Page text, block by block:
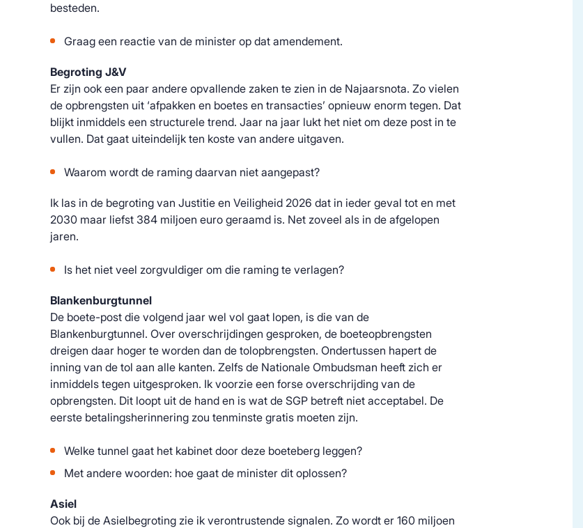
besteden.
Graag een reactie van de minister op dat amendement.
Begroting J&V
Er zijn ook een paar andere opvallende zaken te zien in de Najaarsnota. Zo vielen
de opbrengsten uit ‘afpakken en boetes en transacties’ opnieuw enorm tegen. Dat
blijkt inmiddels een structurele trend. Jaar na jaar lukt het niet om deze post in te
vullen. Dat gaat uiteindelijk ten koste van andere uitgaven.
Waarom wordt de raming daarvan niet aangepast?
Ik las in de begroting van Justitie en Veiligheid 2026 dat in ieder geval tot en met
2030 maar liefst 384 miljoen euro geraamd is. Net zoveel als in de afgelopen
jaren.
Is het niet veel zorgvuldiger om die raming te verlagen?
Blankenburgtunnel
De boete-post die volgend jaar wel vol gaat lopen, is die van de
Blankenburgtunnel. Over overschrijdingen gesproken, de boeteopbrengsten
dreigen daar hoger te worden dan de tolopbrengsten. Ondertussen hapert de
inning van de tol aan alle kanten. Zelfs de Nationale Ombudsman heeft zich er
inmiddels tegen uitgesproken. Ik voorzie een forse overschrijding van de
opbrengsten. Dit loopt uit de hand en is wat de SGP betreft niet acceptabel. De
eerste betalingsherinnering zou tenminste gratis moeten zijn.
Welke tunnel gaat het kabinet door deze boeteberg leggen?
Met andere woorden: hoe gaat de minister dit oplossen?
Asiel
Ook bij de Asielbegroting zie ik verontrustende signalen. Zo wordt er 160 miljoen